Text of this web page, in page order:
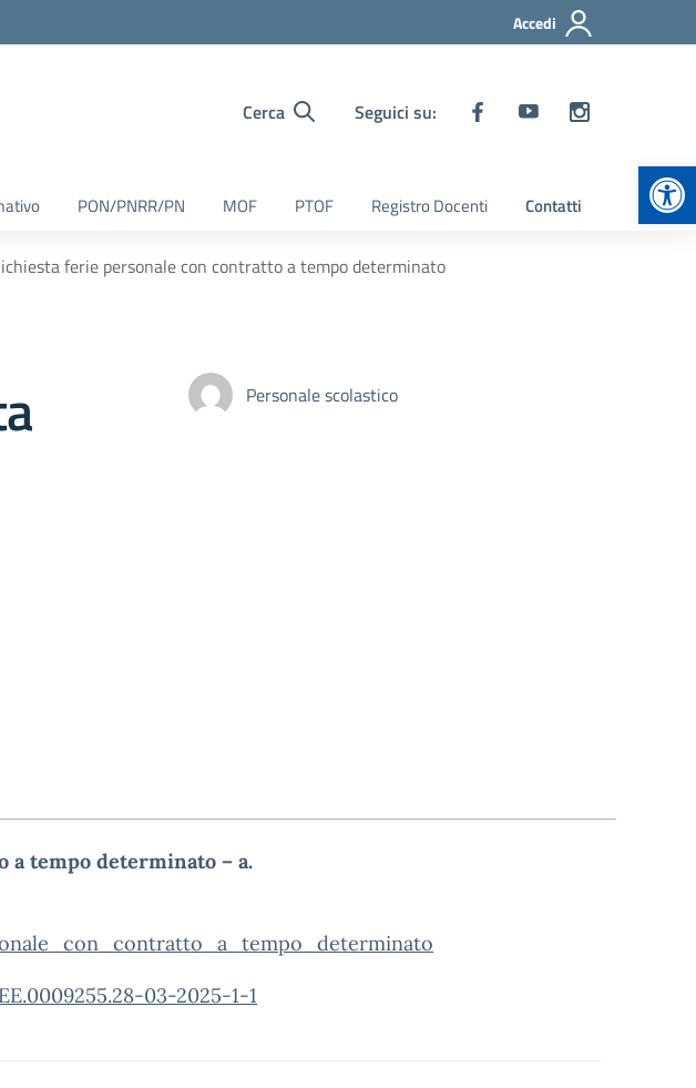
Accedi
Cerca Seguici su:
PON/PNRR/PN MOF PTOF Registro Docenti Contatti
ferie personale con contratto a tempo determinato
Personale scolastico
a tempo determinato – a.
03-2025-1-1